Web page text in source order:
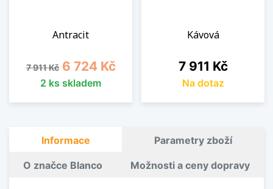
Antracit
Běžná cena
7 911 Kč Cena
6 724 Kč
2 ks skladem
Kávová
Cena
7 911 Kč
Na dotaz
Informace Parametry zboží
O značce Blanco Možnosti a ceny dopravy